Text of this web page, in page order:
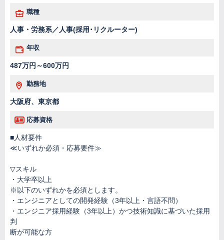
職種
人事・労務系／人事(採用･リクルーター)
年収
487万円～600万円
勤務地
大阪府、東京都
応募資格
■人材要件
≪いずれか必須・応募要件≫
▽スキル
・大学卒以上
※以下のいずれかを必須とします。
・エンジニアとしての開発経験（3年以上・言語不問）
・エンジニア採用経験（3年以上）かつ技術知識に基づいた採用
判
断が可能な方